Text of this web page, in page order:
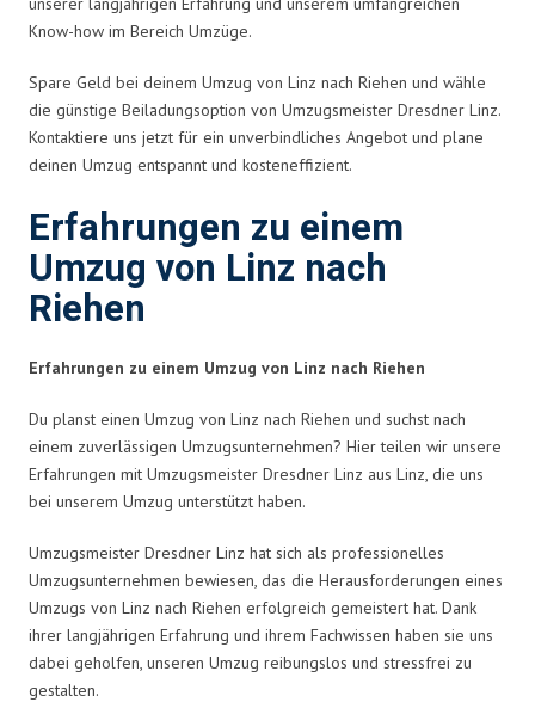
Know-how im Bereich Umzüge.
Spare Geld bei deinem Umzug von Linz nach Riehen und wähle
die günstige Beiladungsoption von Umzugsmeister Dresdner Linz.
Kontaktiere uns jetzt für ein unverbindliches Angebot und plane
deinen Umzug entspannt und kosteneffizient.
Erfahrungen zu einem
Umzug von Linz nach
Riehen
Erfahrungen zu einem Umzug von Linz nach Riehen
Du planst einen Umzug von Linz nach Riehen und suchst nach
einem zuverlässigen Umzugsunternehmen? Hier teilen wir unsere
Erfahrungen mit Umzugsmeister Dresdner Linz aus Linz, die uns
bei unserem Umzug unterstützt haben.
Umzugsmeister Dresdner Linz hat sich als professionelles
Umzugsunternehmen bewiesen, das die Herausforderungen eines
Umzugs von Linz nach Riehen erfolgreich gemeistert hat. Dank
ihrer langjährigen Erfahrung und ihrem Fachwissen haben sie uns
dabei geholfen, unseren Umzug reibungslos und stressfrei zu
gestalten.